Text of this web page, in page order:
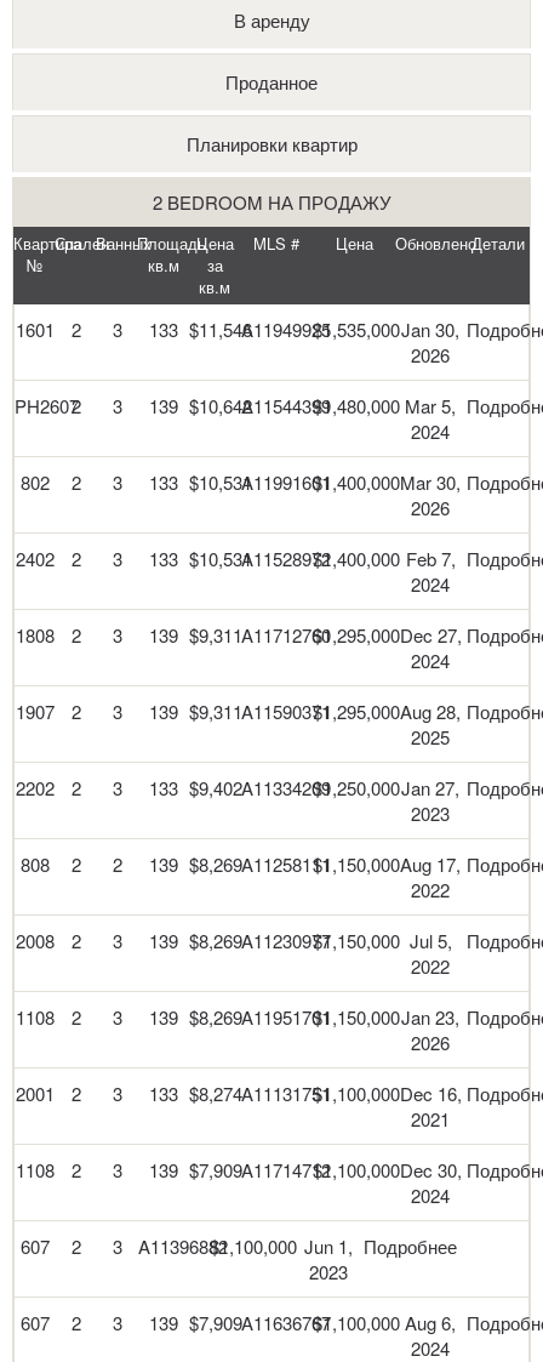
В аренду
Проданное
Планировки квартир
2 BEDROOM НА ПРОДАЖУ
Квартира
№
СпаленВанныхПлощадь
кв.м
Цена
за
кв.м
MLS # Цена ОбновленоДетали
1601 2 3 133 $11,546A11949925$1,535,000Jan 30,
2026
PH2607
2 3 139 $10,642A11544399$1,480,000 Mar 5,
2024
802 2 3 133 $10,531A11991601$1,400,000Mar 30,
2026
2402 2 3 133 $10,531A11528972$1,400,000 Feb 7,
2024
1808 2 3 139 $9,311A11712760$1,295,000Dec 27,
2024
1907 2 3 139 $9,311A11590371$1,295,000Aug 28,
2025
2202 2 3 133 $9,402A11334209$1,250,000Jan 27,
2023
808 2 2 139 $8,269A11258111$1,150,000Aug 17,
2022
2008 2 3 139 $8,269A11230977$1,150,000 Jul 5,
2022
1108 2 3 139 $8,269A11951701$1,150,000Jan 23,
2026
2001 2 3 133 $8,274A11131751$1,100,000Dec 16,
2021
1108 2 3 139 $7,909A11714712$1,100,000Dec 30,
2024
607 2 3 A11396882$1,100,000 Jun 1,
2023
Подробнее
607 2 3 139 $7,909A11636767$1,100,000 Aug 6,
2024